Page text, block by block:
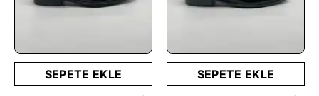
SEPETE EKLE
SEPETE EKLE